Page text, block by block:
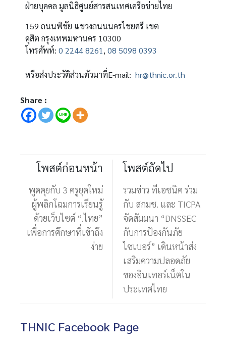
ฝ่ายบุคคล มูลนิธิศูนย์สารสนเทศเครือข่ายไทย
159 ถนนพิชัย แขวงถนนนครไชยศรี เขต
ดุสิต กรุงเทพมหานคร 10300
โทรศัพท์:0 2244 8261,08 5098 0393
หรือส่งประวัติส่วนตัวมาที่E-mail:hr@thnic.or.th
Share :
โพสต์ก่อนหน้า
พูดคุยกับ 3 ครูยุคใหม่
ผู้พลิกโฉมการเรียนรู้
ด้วยเว็บไซต์ “.ไทย”
เพื่อการศึกษาที่เข้าถึง
ง่าย
โพสต์ถัดไป
รวมข่าว ทีเอชนิค ร่วม
กับ สกมช. และ TICPA
จัดสัมมนา “DNSSEC
กับการป้องกันภัย
ไซเบอร์” เดินหน้าส่ง
เสริมความปลอดภัย
ของอินเทอร์เน็ตใน
ประเทศไทย
THNIC Facebook Page